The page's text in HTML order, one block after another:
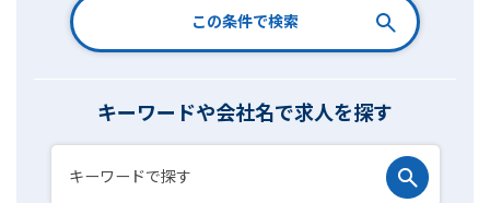
この条件で検索
キーワードや会社名で求人を探す